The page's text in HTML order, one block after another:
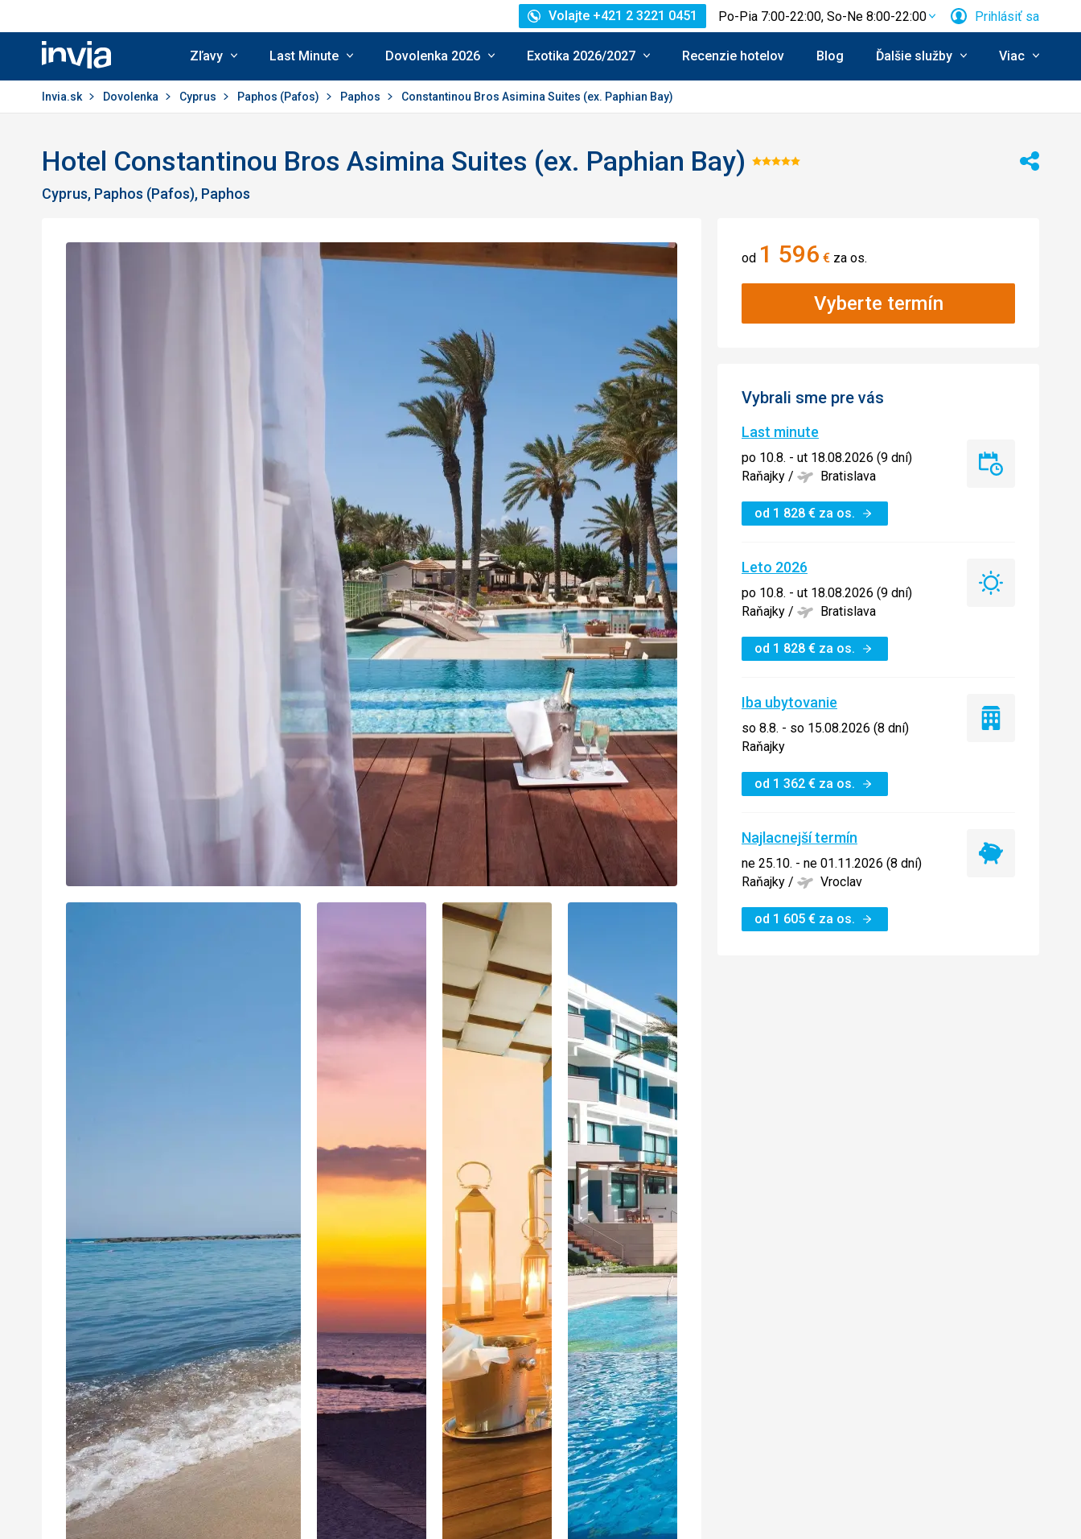
Invia.sk
Volajte +421 2 3221 0451 Po-Pia 7:00-22:00, So-Ne 8:00-22:00 Prihlásiť sa
Zľavy Last Minute Dovolenka 2026 Exotika 2026/2027 Recenzie hotelov Blog Ďalšie služby Viac
Invia.sk Dovolenka Cyprus Paphos (Pafos) Paphos Constantinou Bros Asimina Suites (ex. Paphian Bay)
Hotel Constantinou Bros Asimina Suites (ex. Paphian Bay) Hodnotenie:
Cyprus, Paphos (Pafos), Paphos
Zdieľať
od 1 596 € za os.
Vyberte termín
Vybrali sme pre vás
Last minute
po 10.8. - ut 18.08.2026 (9 dní)
Raňajky / Bratislava
od 1 828 € za os.
Last
Leto 2026
po 10.8. - ut 18.08.2026 (9 dní)
Raňajky / Bratislava
od 1 828 € za os.
Leto
Iba ubytovanie
so 8.8. - so 15.08.2026 (8 dní)
Raňajky
od 1 362 € za os.
Iba
Najlacnejší termín
ne 25.10. - ne 01.11.2026 (8 dní)
Raňajky / Vroclav
od 1 605 € za os.
Najlacnejší